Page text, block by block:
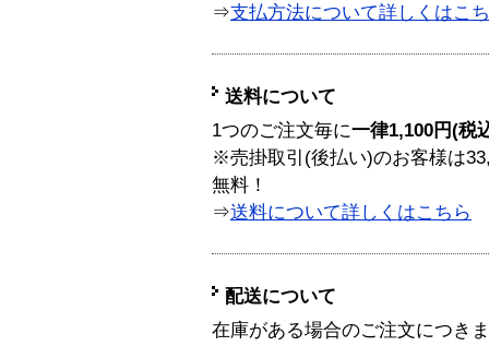
⇒支払方法について詳しくはこ
送料について
1つのご注文毎に一律1,100円(税
※売掛取引(後払い)のお客様は
無料！
⇒送料について詳しくはこちら
配送について
在庫がある場合のご注文につき